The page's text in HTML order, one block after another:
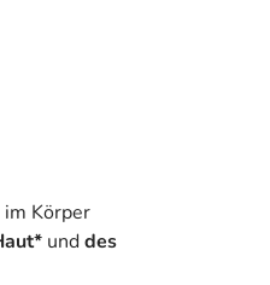
Körper
unddes